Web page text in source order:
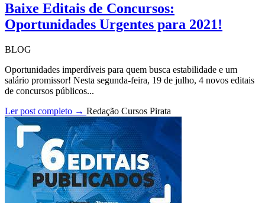
Baixe Editais de Concursos:
Oportunidades Urgentes para 2021!
BLOG
Oportunidades imperdíveis para quem busca estabilidade e um
salário promissor! Nesta segunda-feira, 19 de julho, 4 novos editais
de concursos públicos...
Ler post completo → Redação Cursos Pirata